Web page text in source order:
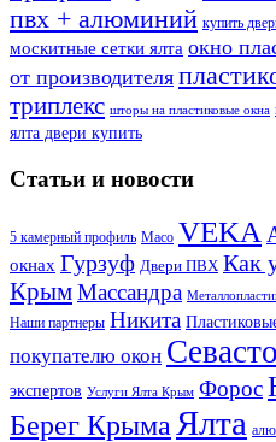
пвх + алюминий купить
москитные сетки ялта окно
от производителя
триплекс шторы на пластиковые окна
ялта двери купить
Статьи и новости
5 камерный профиль Maco VEKA
окнах Гурзуф Двери ПВХ Как
КрымМассандра
Наши партнеры Никита
покупателю окон
экспертов Услуги Ялта Крым Форос
Берег КрымаЯлта